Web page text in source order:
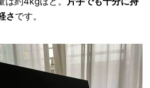
さです。